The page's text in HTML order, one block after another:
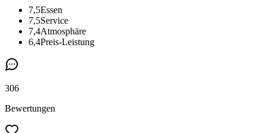
7,5Essen
7,5Service
7,4Atmosphäre
6,4Preis-Leistung
306
Bewertungen